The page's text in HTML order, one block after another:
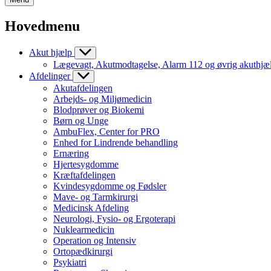
Hovedmenu
Akut hjælp
Lægevagt, Akutmodtagelse, Alarm 112 og øvrig
Afdelinger
Akutafdelingen
Arbejds- og Miljømedicin
Blodprøver og Biokemi
Børn og Unge
AmbuFlex, Center for PRO
Enhed for Lindrende behandling
Ernæring
Hjertesygdomme
Kræftafdelingen
Kvindesygdomme og Fødsler
Mave- og Tarmkirurgi
Medicinsk Afdeling
Neurologi, Fysio- og Ergoterapi
Nuklearmedicin
Operation og Intensiv
Ortopædkirurgi
Psykiatri